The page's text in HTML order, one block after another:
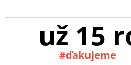
už 15
#ďakujeme